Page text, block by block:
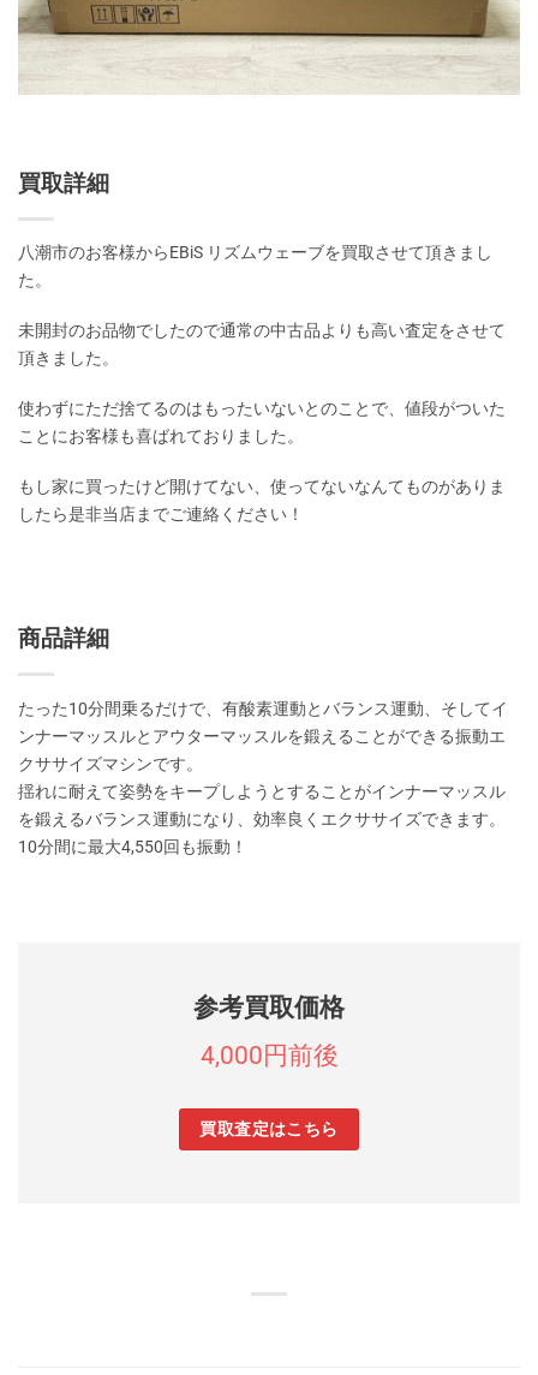
買取詳細
八潮市のお客様からEBiS リズムウェーブを買取させて頂きまし
た。
未開封のお品物でしたので通常の中古品よりも高い査定をさせて
頂きました。
使わずにただ捨てるのはもったいないとのことで、値段がついた
ことにお客様も喜ばれておりました。
もし家に買ったけど開けてない、使ってないなんてものがありま
したら是非当店までご連絡ください！
商品詳細
たった10分間乗るだけで、有酸素運動とバランス運動、そしてイ
ンナーマッスルとアウターマッスルを鍛えることができる振動エ
クササイズマシンです。
揺れに耐えて姿勢をキープしようとすることがインナーマッスル
を鍛えるバランス運動になり、効率良くエクササイズできます。
10分間に最大4,550回も振動！
参考買取価格
4,000円前後
買取査定はこちら